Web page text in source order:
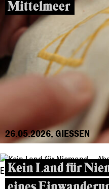
Mittelmeer
26.05.2026, GIESSEN
Kein Land für